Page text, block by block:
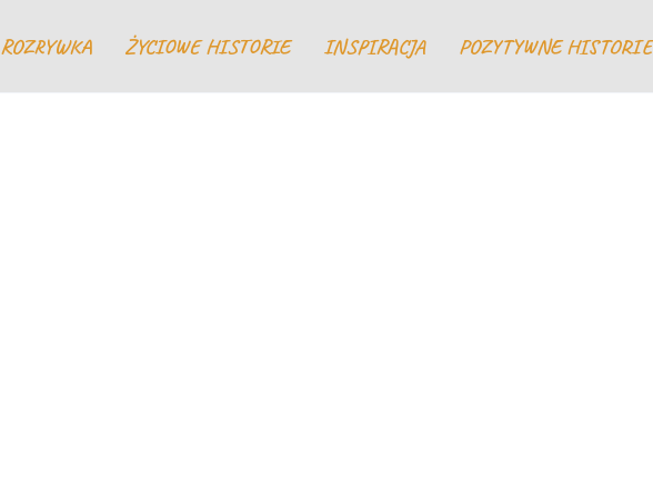
ROZRYWKA ŻYCIOWE HISTORIE INSPIRACJA POZYTYWNE HISTORIE